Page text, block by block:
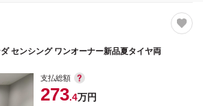
センシング ワンオーナー新品夏タイヤ両
支払総額
273.4万円